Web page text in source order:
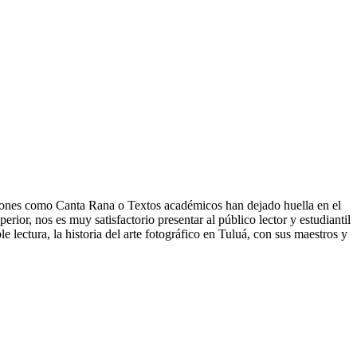
como Canta Rana o Textos académicos han dejado huella en el
nos es muy satisfactorio presentar al público lector y estudiantil
lectura, la historia del arte fotográfico en Tuluá, con sus maestros y